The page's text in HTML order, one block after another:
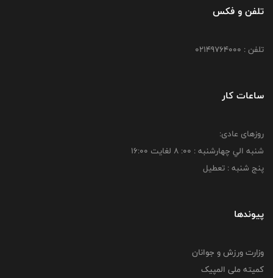
تلفن و فکس
تلفن : 02149764000
ساعات کار
روزهای عادی:
شنبه الي چهارشنبه : 00: 8 لغايت 16:00
پنج شنبه : تعطیل
پیوندها
وزارت ورزش و جوانان
کمیته ملی المپیک